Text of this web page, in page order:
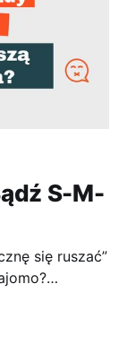
S-M-
się ruszać”
im